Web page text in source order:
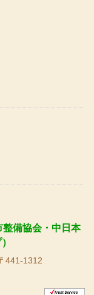
備協会・中日本
441-1312